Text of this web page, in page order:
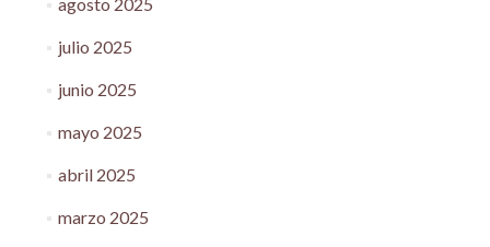
julio 2025
junio 2025
mayo 2025
abril 2025
marzo 2025